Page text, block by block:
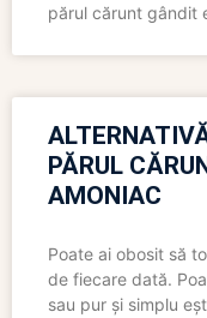
părul cărunt gândit
PĂRUL
AMONIAC
Poate ai obosit să
de fiecare dată.
sau pur și simplu